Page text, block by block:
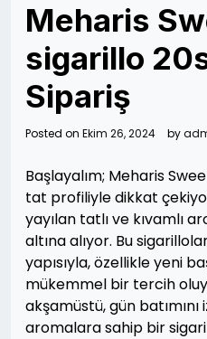
Meharis
sigarillo
Sipariş
Posted on Ekim 26, 2024 by
Başlayalım; Meharis
tat profiliyle dikkat
yayılan tatlı ve kıvamlı
altına alıyor. Bu
yapısıyla, özellikle yeni
mükemmel bir tercih
akşamüstü, gün
aromalara sahip bir